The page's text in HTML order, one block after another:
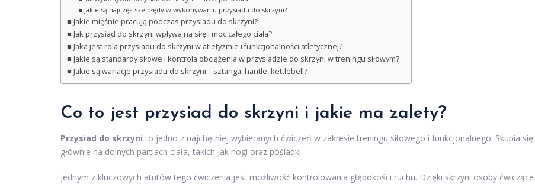
Jakie są najczęstsze błędy w wykonywaniu przysiadu do skrzyni?
Jakie mięśnie pracują podczas przysiadu do skrzyni?
Jak przysiad do skrzyni wpływa na siłę i moc całego ciała?
Jaka jest rola przysiadu do skrzyni w atletyzmie i funkcjonalności atletycznej?
Jakie są standardy siłowe i kontrola obciążenia w przysiadzie do skrzyni w treningu siłowym?
Jakie są wariacje przysiadu do skrzyni – sztanga, hantle, kettlebell?
Co to jest przysiad do skrzyni i jakie ma zalety?
Przysiad do skrzyni to jedno z najchętniej wybieranych ćwiczeń w zakresie treningu siłowego i funkcjonalnego. Skupia się
głównie na dolnych partiach ciała, takich jak nogi oraz pośladki.
Jednym z kluczowych atutów tego ćwiczenia jest możliwość kontrolowania głębokości ruchu. Dzięki skrzyni osoby ćwiczące